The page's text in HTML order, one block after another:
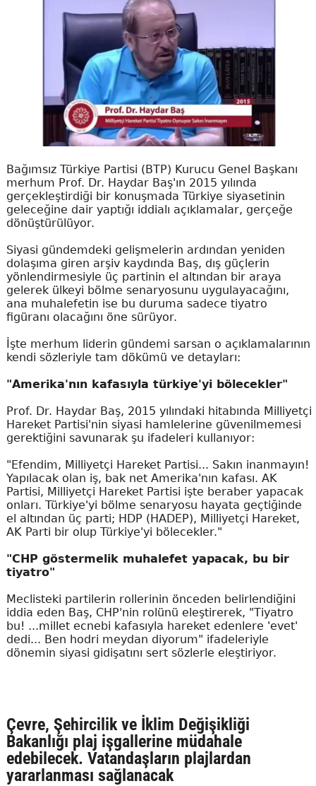
Bağımsız Türkiye Partisi (BTP) Kurucu Genel Başkanı
merhum Prof. Dr. Haydar Baş'ın 2015 yılında
gerçekleştirdiği bir konuşmada Türkiye siyasetinin
geleceğine dair yaptığı iddialı açıklamalar, gerçeğe
dönüştürülüyor.
Siyasi gündemdeki gelişmelerin ardından yeniden
dolaşıma giren arşiv kaydında Baş, dış güçlerin
yönlendirmesiyle üç partinin el altından bir araya
gelerek ülkeyi bölme senaryosunu uygulayacağını,
ana muhalefetin ise bu duruma sadece tiyatro
figüranı olacağını öne sürüyor.
İşte merhum liderin gündemi sarsan o açıklamalarının
kendi sözleriyle tam dökümü ve detayları:
"Amerika'nın kafasıyla türkiye'yi bölecekler"
Prof. Dr. Haydar Baş, 2015 yılındaki hitabında Milliyetçi
Hareket Partisi'nin siyasi hamlelerine güvenilmemesi
gerektiğini savunarak şu ifadeleri kullanıyor:
"Efendim, Milliyetçi Hareket Partisi... Sakın inanmayın!
Yapılacak olan iş, bak net Amerika'nın kafası. AK
Partisi, Milliyetçi Hareket Partisi işte beraber yapacak
onları. Türkiye'yi bölme senaryosu hayata geçtiğinde
el altından üç parti; HDP (HADEP), Milliyetçi Hareket,
AK Parti bir olup Türkiye'yi bölecekler."
"CHP göstermelik muhalefet yapacak, bu bir
tiyatro"
Meclisteki partilerin rollerinin önceden belirlendiğini
iddia eden Baş, CHP'nin rolünü eleştirerek, "Tiyatro
bu! ...millet ecnebi kafasıyla hareket edenlere 'evet'
dedi... Ben hodri meydan diyorum" ifadeleriyle
dönemin siyasi gidişatını sert sözlerle eleştiriyor.
Çevre, Şehircilik ve İklim Değişikliği
Bakanlığı plaj işgallerine müdahale
edebilecek. Vatandaşların plajlardan
yararlanması sağlanacak